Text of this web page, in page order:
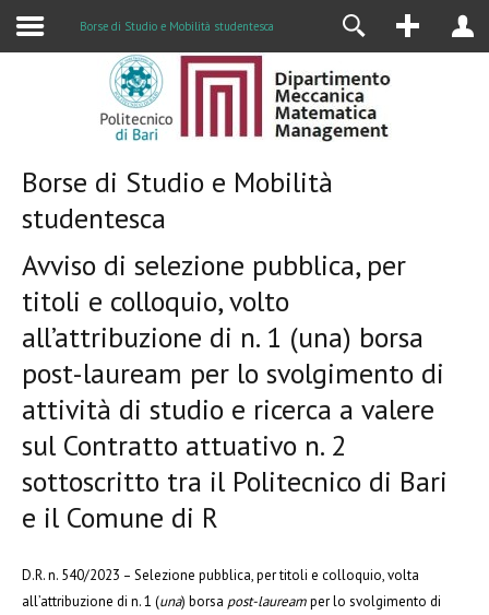
Borse di Studio e Mobilità studentesca
Borse di Studio e Mobilità
studentesca
Avviso di selezione pubblica, per
titoli e colloquio, volto
all’attribuzione di n. 1 (una) borsa
post-lauream per lo svolgimento di
attività di studio e ricerca a valere
sul Contratto attuativo n. 2
sottoscritto tra il Politecnico di Bari
e il Comune di R
D.R. n. 540/2023 – Selezione pubblica, per titoli e colloquio, volta
all’attribuzione di n. 1 (una) borsa post-laureamper lo svolgimento di